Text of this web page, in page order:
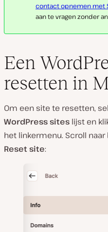
contact opnemen met
aan te vragen zonder
Een
resetten in
Om een site te resetten,
WordPress sites lijst en
het linkermenu. Scroll
Reset site: